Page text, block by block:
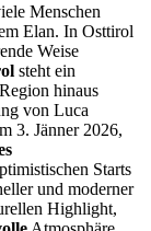
Menschen
Elan. In Osttirol
Weise
steht ein
hinaus
von Luca
3. Jänner 2026,
Starts
und moderner
Highlight,